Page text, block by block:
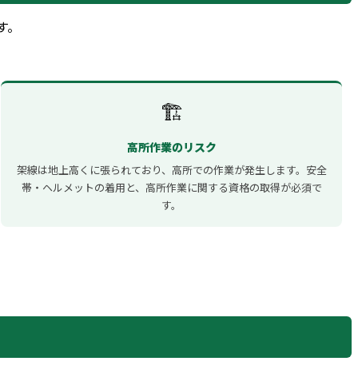
🏗️
高所作業のリスク
架線は地上高くに張られており、高所での作業が発生します。安全
帯・ヘルメットの着用と、高所作業に関する資格の取得が必須で
す。